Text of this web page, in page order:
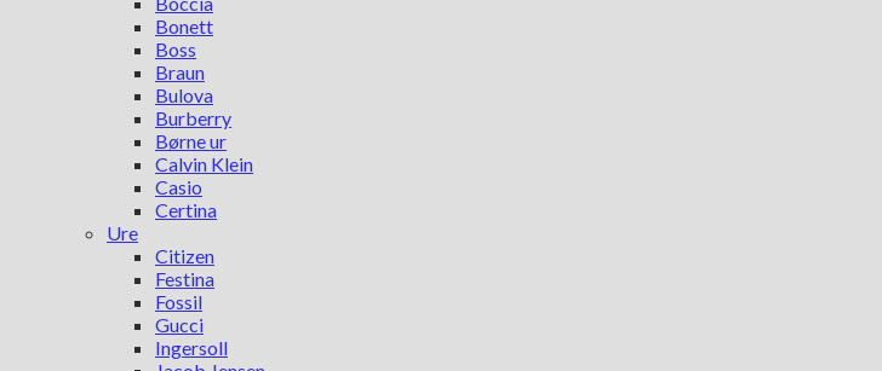
Bonett
Boss
Braun
Bulova
Burberry
Børne ur
Calvin Klein
Casio
Certina
Ure
Citizen
Festina
Fossil
Gucci
Ingersoll